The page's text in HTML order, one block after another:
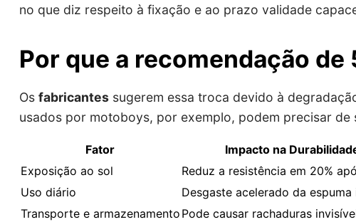
no que diz respeito à fixação e ao prazo validade
Por que a recomendação de
Os fabricantessugerem essa troca devido à
usados por motoboys, por exemplo, podem precisar de
Fator
Impacto na
Exposição ao sol
Reduz a resistência em 20%
Uso diário
Desgaste acelerado da espuma
Transporte e armazenamento Pode causar rachaduras